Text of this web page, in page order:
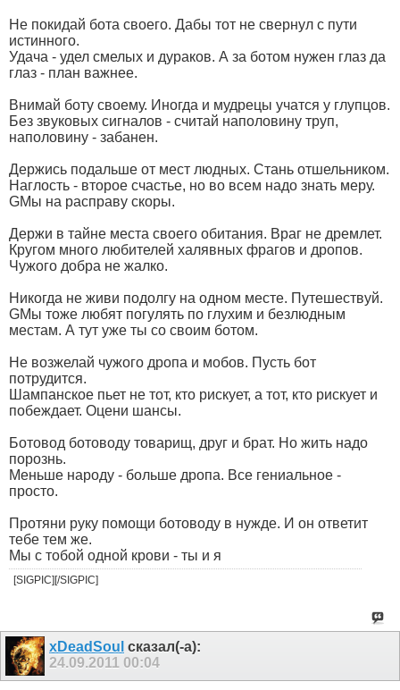
Не покидай бота своего. Дабы тот не свернул с пути
истинного.
Удача - удел смелых и дураков. А за ботом нужен глаз да
глаз - план важнее.
Внимай боту своему. Иногда и мудрецы учатся у глупцов.
Без звуковых сигналов - считай наполовину труп,
наполовину - забанен.
Держись подальше от мест людных. Стань отшельником.
Наглость - второе счастье, но во всем надо знать меру.
GMы на расправу скоры.
Держи в тайне места своего обитания. Враг не дремлет.
Кругом много любителей халявных фрагов и дропов.
Чужого добра не жалко.
Никогда не живи подолгу на одном месте. Путешествуй.
GMы тоже любят погулять по глухим и безлюдным
местам. А тут уже ты со своим ботом.
Не возжелай чужого дропа и мобов. Пусть бот
потрудится.
Шампанское пьет не тот, кто рискует, а тот, кто рискует и
побеждает. Оцени шансы.
Ботовод ботоводу товарищ, друг и брат. Но жить надо
порознь.
Меньше народу - больше дропа. Все гениальное -
просто.
Протяни руку помощи ботоводу в нужде. И он ответит
тебе тем же.
Мы с тобой одной крови - ты и я
[SIGPIC][/SIGPIC]
xDeadSoul сказал(-а):
24.09.2011 00:04